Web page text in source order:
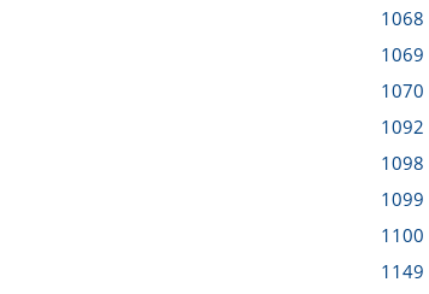
1068
1069
1070
1092
1098
1099
1100
1149